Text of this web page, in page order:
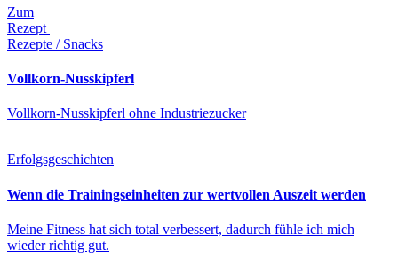
Zum
Rezept
Rezepte / Snacks
Vollkorn-Nusskipferl
Vollkorn-Nusskipferl ohne Industriezucker
Erfolgsgeschichten
Wenn die Trainingseinheiten zur wertvollen Auszeit werden
Meine Fitness hat sich total verbessert, dadurch fühle ich mich
wieder richtig gut.